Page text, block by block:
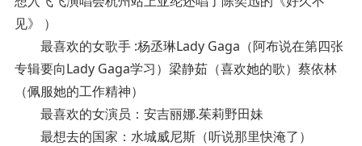
见》 ）
最喜欢的女歌手 :杨丞琳Lady Gaga（阿布说在第四张
专辑要向Lady Gaga学习）梁静茹（喜欢她的歌）蔡依林
（佩服她的工作精神）
最喜欢的女演员：安吉丽娜.茱莉野田妹
最想去的国家：水城威尼斯（听说那里快淹了）